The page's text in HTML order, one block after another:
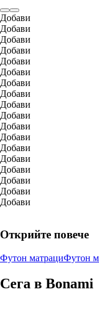
Добави
Добави
Добави
Добави
Добави
Добави
Добави
Добави
Добави
Добави
Добави
Добави
Добави
Добави
Добави
Добави
Добави
Добави
Открийте повече
Футон матрациФутон
Сега в Bonami